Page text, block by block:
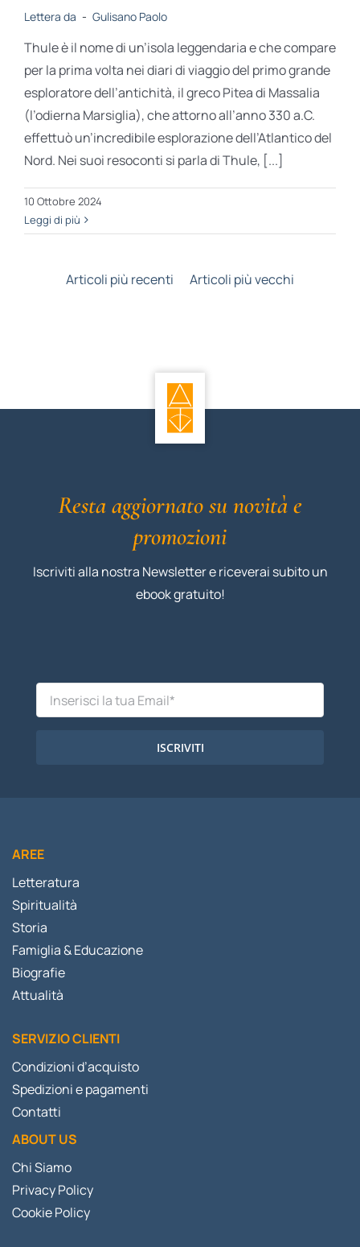
Lettera da - Gulisano Paolo
Thule è il nome di un’isola leggendaria e che compare
per la prima volta nei diari di viaggio del primo grande
esploratore dell’antichità, il greco Pitea di Massalia
(l’odierna Marsiglia), che attorno all’anno 330 a.C.
effettuò un’incredibile esplorazione dell’Atlantico del
Nord. Nei suoi resoconti si parla di Thule, [...]
10 Ottobre 2024
Leggi di più
Articoli più recenti Articoli più vecchi
Resta aggiornato su novità e
promozioni
Iscriviti alla nostra Newsletter e riceverai subito un
ebook gratuito!
ISCRIVITI
AREE
Letteratura
Spiritualità
Storia
Famiglia & Educazione
Biografie
Attualità
SERVIZIO CLIENTI
Condizioni d’acquisto
Spedizioni e pagamenti
Contatti
ABOUT US
Chi Siamo
Privacy Policy
Cookie Policy